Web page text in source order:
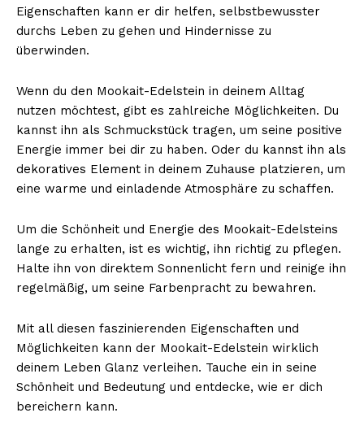
Eigenschaften kann er dir helfen, selbstbewusster
durchs Leben zu gehen und Hindernisse zu
überwinden.
Wenn du den Mookait-Edelstein in deinem Alltag
nutzen möchtest, gibt es zahlreiche Möglichkeiten. Du
kannst ihn als Schmuckstück tragen, um seine positive
Energie immer bei dir zu haben. Oder du kannst ihn als
dekoratives Element in deinem Zuhause platzieren, um
eine warme und einladende Atmosphäre zu schaffen.
Um die Schönheit und Energie des Mookait-Edelsteins
lange zu erhalten, ist es wichtig, ihn richtig zu pflegen.
Halte ihn von direktem Sonnenlicht fern und reinige ihn
regelmäßig, um seine Farbenpracht zu bewahren.
Mit all diesen faszinierenden Eigenschaften und
Möglichkeiten kann der Mookait-Edelstein wirklich
deinem Leben Glanz verleihen. Tauche ein in seine
Schönheit und Bedeutung und entdecke, wie er dich
bereichern kann.